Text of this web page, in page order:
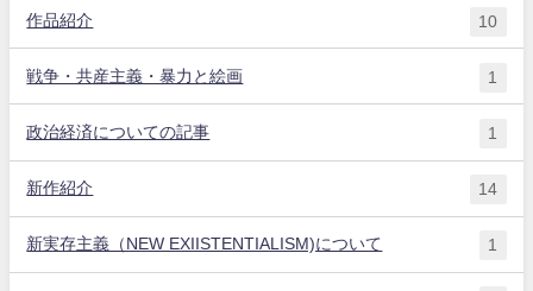
作品紹介 10
戦争・共産主義・暴力と絵画 1
政治経済についての記事 1
新作紹介 14
新実存主義（NEW EXIISTENTIALISM)について 1